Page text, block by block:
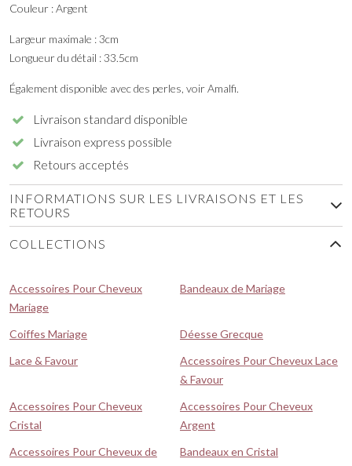
Couleur : Argent
Largeur maximale : 3cm
Longueur du détail : 33.5cm
Également disponible avec des perles, voir Amalfi.
Livraison standard disponible
Livraison express possible
Retours acceptés
INFORMATIONS SUR LES LIVRAISONS ET LES
RETOURS
COLLECTIONS
Accessoires Pour Cheveux
Mariage
Bandeaux de Mariage
Coiffes Mariage
Déesse Grecque
Lace & Favour
Accessoires Pour Cheveux Lace
& Favour
Accessoires Pour Cheveux
Cristal
Accessoires Pour Cheveux
Argent
Accessoires Pour Cheveux de
Bandeaux en Cristal